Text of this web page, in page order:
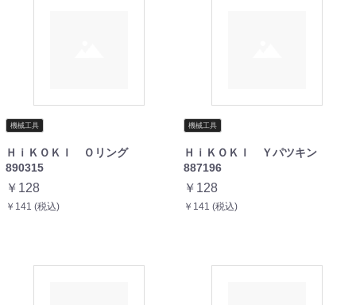
機械工具
ＨｉＫＯＫＩ Ｏリング
890315
￥128
￥141 (税込)
機械工具
ＨｉＫＯＫＩ Ｙパツキン
887196
￥128
￥141 (税込)